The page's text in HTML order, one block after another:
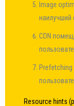
Image
наилучший
CDN
Prefetching
Resource hints